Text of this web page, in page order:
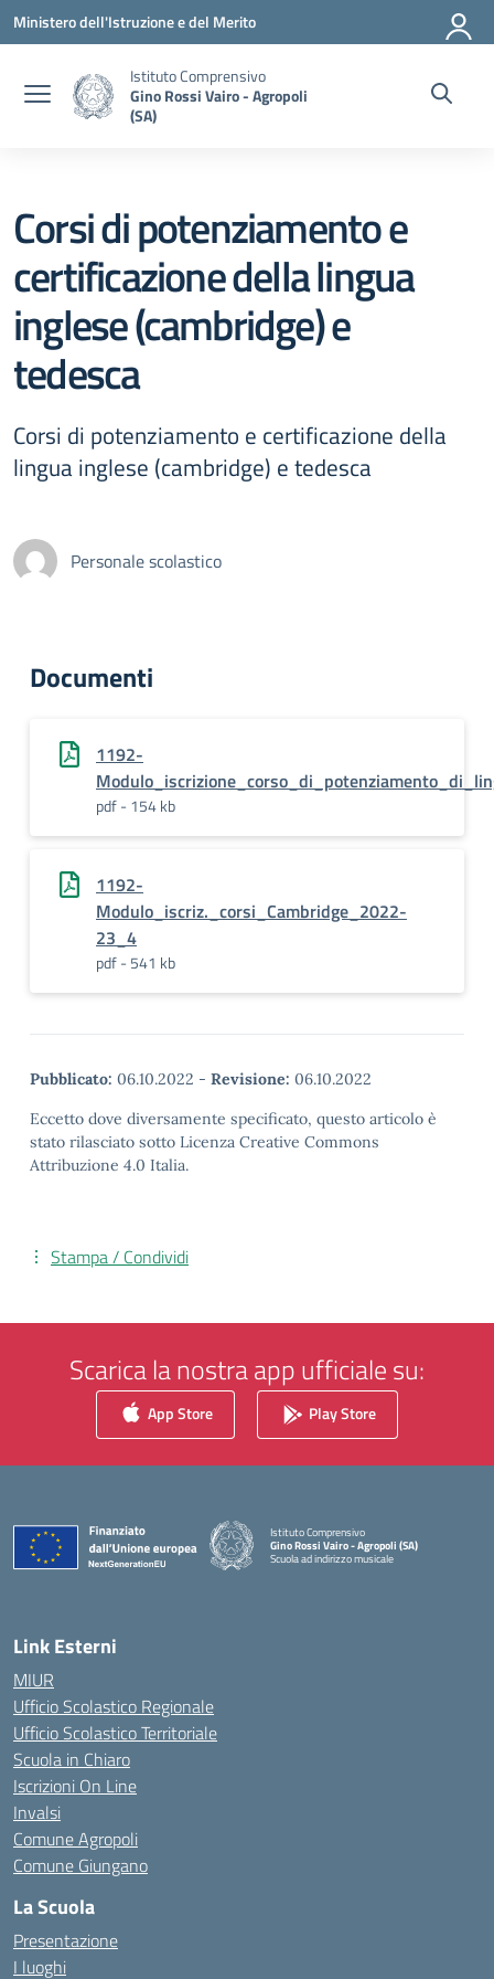
Vai ai contenuti
Vai al menu di navigazione
Vai al footer
Ministero dell'Istruzione e del Merito
Istituto Comprensivo
Gino Rossi Vairo - Agropoli
(SA)
Corsi di potenziamento e
certificazione della lingua
inglese (cambridge) e
tedesca
Corsi di potenziamento e certificazione della
lingua inglese (cambridge) e tedesca
Personale scolastico
Documenti
1192-
pdf - 154 kb
1192-
Modulo_iscriz._corsi_Cambridge_2022-
23_4
pdf - 541 kb
Pubblicato: 06.10.2022 - Revisione: 06.10.2022
Eccetto dove diversamente specificato, questo articolo è
stato rilasciato sotto Licenza Creative Commons
Attribuzione 4.0 Italia.
Stampa / Condividi
Scarica la nostra app ufficiale su:
App Store Play Store
Istituto Comprensivo
Gino Rossi Vairo - Agropoli (SA)
Scuola ad indirizzo musicale
Link Esterni
MIUR
Ufficio Scolastico Regionale
Ufficio Scolastico Territoriale
Scuola in Chiaro
Iscrizioni On Line
Invalsi
Comune Agropoli
Comune Giungano
La Scuola
Presentazione
I luoghi